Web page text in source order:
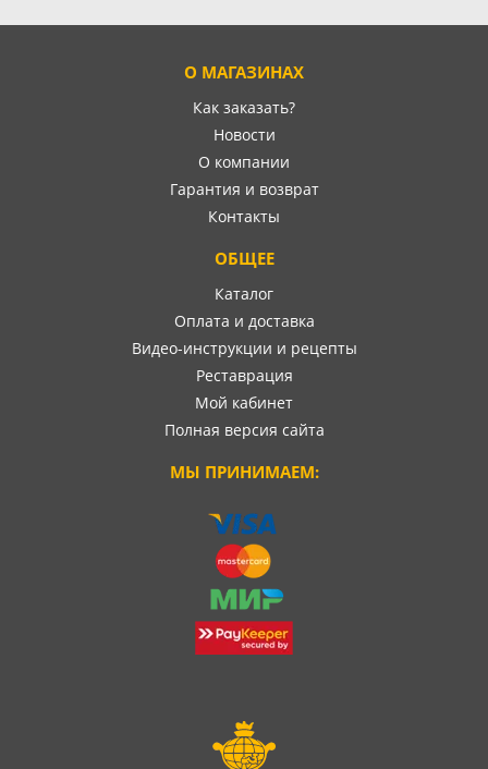
О МАГАЗИНАХ
Как заказать?
Новости
О компании
Гарантия и возврат
Контакты
ОБЩЕЕ
Каталог
Оплата и доставка
Видео-инструкции и рецепты
Реставрация
Мой кабинет
Полная версия сайта
МЫ ПРИНИМАЕМ: